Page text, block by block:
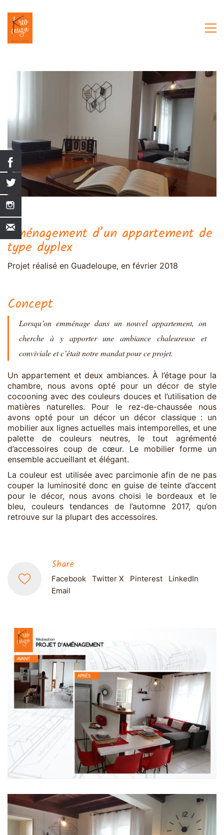
Aménagement d’un appartement de
type dyplex
Projet réalisé en Guadeloupe, en février 2018
Concept
Lorsqu’on emménage dans un nouvel appartement, on
cherche à y apporter une ambiance chaleureuse et
conviviale et c’était notre mandat pour ce projet.
Un appartement et deux ambiances. À l’étage pour la
chambre, nous avons opté pour un décor de style
cocooning avec des couleurs douces et l’utilisation de
matières naturelles. Pour le rez-de-chaussée nous
avons opté pour un décor un décor classique : un
mobilier aux lignes actuelles mais intemporelles, et une
palette de couleurs neutres, le tout agrémenté
d’accessoires coup de cœur. Le mobilier forme un
ensemble accueillant et élégant.
La couleur est utilisée avec parcimonie afin de ne pas
couper la luminosité donc en guise de teinte d’accent
pour le décor, nous avons choisi le bordeaux et le
bleu, couleurs tendances de l’automne 2017, qu’on
retrouve sur la plupart des accessoires.
Share
Facebook Twitter X Pinterest
LinkedIn
Email